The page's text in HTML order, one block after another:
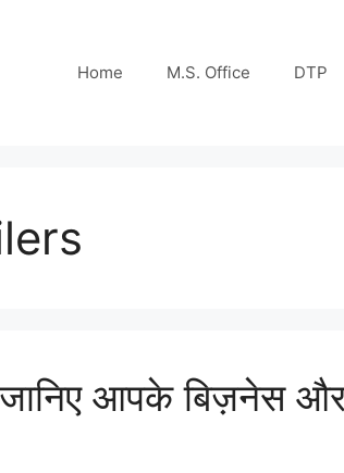
Home M.S. Office DTP
आपके बिज़नेस